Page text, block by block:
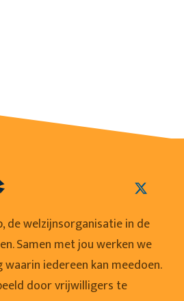
de welzijnsorganisatie in de
Samen met jou werken we
waarin iedereen kan meedoen.
door vrijwilligers te